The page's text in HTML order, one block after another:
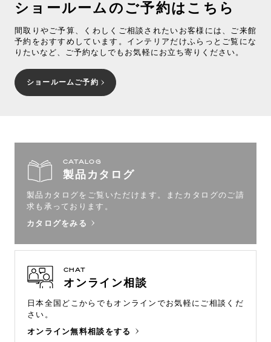
ショールームのご予約はこちら
間取りやご予算、くわしくご相談されたいお客様には、ご来館
予約をおすすめしています。インテリアだけふらっとご覧にな
りたいなど、ご予約なしでもお気軽にお立ち寄りください。
ショールームご予約
CATALOG
製品カタログ
製品カタログをご覧いただけます。
またカタログのご請
求も承っております。
カタログをみる
CHAT
オンライン相談
日本全国どこからでもオンラインでお気軽にご相談くだ
さい。
オンライン無料相談をする